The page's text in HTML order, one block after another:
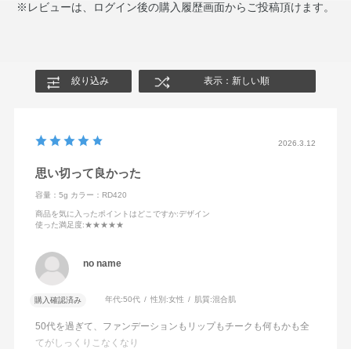
※レビューは、ログイン後の購入履歴画面からご投稿頂けます。
絞り込み 表示：新しい順
2026.3.12
思い切って良かった
容量：5g カラー：RD420
商品を気に入ったポイントはどこですか:デザイン
使った満足度:★★★★★
no name
購入確認済み 年代:50代 性別:女性 肌質:混合肌
50代を過ぎて、ファンデーションもリップもチークも何もかも全
てがしっくりこなくなり